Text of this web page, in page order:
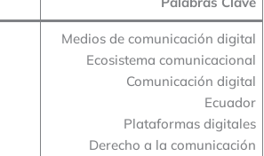
Medios de comunicación digital
Ecosistema comunicacional
Comunicación digital
Ecuador
Plataformas digitales
Derecho a la comunicación